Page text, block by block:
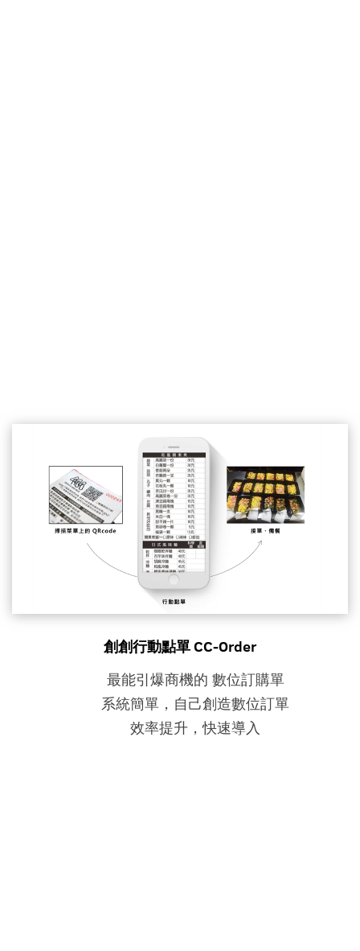
創創行動點單 CC-Order
最能引爆商機的 數位訂購單
系統簡單，自己創造數位訂單
效率提升，快速導入